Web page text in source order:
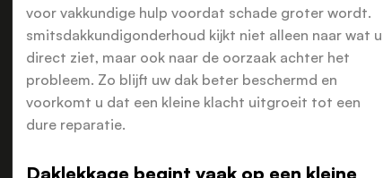
voor vakkundige hulp voordat schade groter wordt.
smitsdakkundigonderhoud kijkt niet alleen naar wat u
direct ziet, maar ook naar de oorzaak achter het
probleem. Zo blijft uw dak beter beschermd en
voorkomt u dat een kleine klacht uitgroeit tot een
dure reparatie.
Daklekkage begint vaak op een kleine